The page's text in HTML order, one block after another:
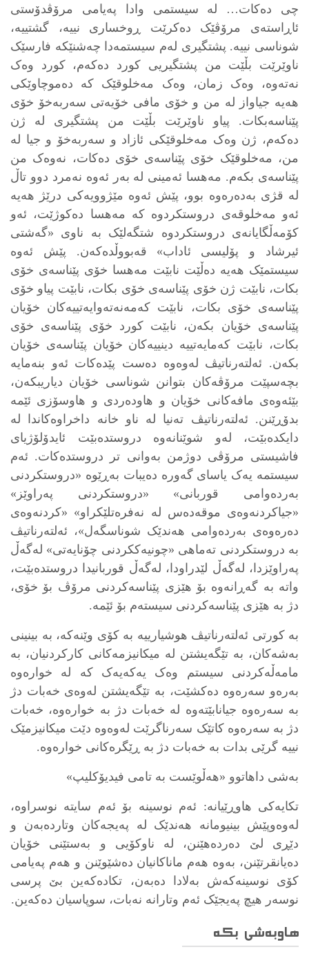
چی دەکات… لە سیستمی وادا پەیامی مرۆڤدۆستی
ئاڕاستەی مرۆڤێک دەکرێت ڕوخساری نییە، گشتییە،
شوناسی نییە. پشتگیری لەم سیستمەدا چەشنێکە فارسێک
ناوێرێت بڵێت من پشتگیریی کورد دەکەم، کورد وەک
نەتەوە، وەک زمان، وەک مەخلوقێک کە دەموچاوێکی
هەیە جیاواز لە من و خۆی مافی خۆیەتی سەربەخۆ خۆی
پێناسەبکات. پیاو ناوێرێت بڵێت من پشتگیری لە ژن
دەکەم، ژن وەک مەخلوقێکی ئازاد و سەربەخۆ و جیا لە
من، مەخلوقێک خۆی پێناسەی خۆی دەکات، نەوەک من
پێناسەی بکەم. مەهسا ئەمینی لە بەر ئەوە نەمرد دوو تاڵ
لە قژی بەدەرەوە بوو، پێش ئەوە مێژوویەکی درێژ هەیە
ئەو مەخلوقەی دروستکردوە كه‌ مەهسا دەکوژێت، ئەو
کۆمەڵگایانەی دروستکردوە شتگەلێک بە ناوی «گەشتی
ئیرشاد و پۆلیسی ئاداب» قەبووڵدەکەن. پێش ئەوە
سیستمێک هەیە دەڵێت نابێت مەهسا خۆی پێناسەی خۆی
بکات، نابێت ژن خۆی پێناسەی خۆی بکات، نابێت پیاو خۆی
پێناسەی خۆی بکات، نابێت کەمەنەتەوایەتییەکان خۆیان
پێناسەی خۆیان بکەن، نابێت کورد خۆی پێناسەی خۆی
بکات، نابێت کەمایەتییە دینییەکان خۆیان پێناسەی خۆیان
بکەن. ئەلتەرناتیڤ لەوەوە دەست پێدەکات ئەو بنەمایە
بچەسپێت مرۆڤەکان بتوانن شوناسی خۆیان دیاریبکەن،
بێئەوەی مافەکانی خۆیان و هاودەردی و هاوسۆزی ئێمە
بدۆڕێنن. ئەلتەرناتیڤ تەنیا لە ناو خانە داخراوەکاندا لە
دایکدەبێت، لەو شوێنانەوە دروستدەبێت ئایدۆلۆژیای
فاشیستی مرۆڤی دوژمن بەوانی تر دروستدەکات. ئەم
سیستمە یەک یاسای گەورە دەیبات بەڕێوە «دروستکردنی
بەردەوامی قوربانی» «دروستکردنی پەراوێز»
«جیاکردنەوەی موقەدەس لە نەفرەتلێکراو» «کردنەوەی
دەرەوەی بەردەوامی هەندێک شوناسگەل»، ئەلتەرناتیڤ
بە دروستکردنی تەماهی «چونیەککردنی چۆنایەتی» لەگەڵ
پەراوێزدا، لەگەڵ لێدراودا، لەگەڵ قوربانیدا دروستدەبێت،
واتە بە گەڕانەوە بۆ هێزی پێناسەکردنی مرۆڤ بۆ خۆی،
دژ بە هێزی پێناسەکردنی سیستەم بۆ ئێمە.
بە کورتی ئەلتەرناتیڤ هوشیارییە بە کۆی وێنەکە، بە بینینی
بەشەکان، بە تێگەیشتن لە میکانیزمەکانی کارکردنیان، بە
مامەڵەکردنی سیستم وەک یەکەیەک کە لە خوارەوە
بەرەو سەرەوە دەکشێت، بە تێگەیشتن لەوەی خەبات دژ
بە سەرەوە جیانابێتەوە لە خەبات دژ بە خوارەوە، خەبات
دژ بە سەرەوە کاتێک سەرناگرێت لەوەوە دێت میکانیزمێک
نییە گرێی بدات بە خەبات دژ بە ڕێگرەکانی خوارەوە.
بەشی داهاتوو «هەڵوێست بە تامی فیدیۆکلیپ»
تکایەکی هاوڕێیانە: ئەم نوسینە بۆ ئەم سایتە نوسراوە،
لەوەوپێش بینیومانە هەندێک لە پەیجەکان وتاردەبەن و
دێڕی لێ دەردەهێنن، لە ناوکۆیی و بەستێنی خۆیان
دەیانقرتێنن، بەوە هەم ماناکانیان دەشێوێنن و هەم پەیامی
کۆی نوسینەکەش بەلادا دەبەن، تکادەکەین بێ پرسی
نوسەر هیچ پەیجێک ئەم وتارانە نەبات، سوپاسیان دەکەین.
هاوبەشی بکە